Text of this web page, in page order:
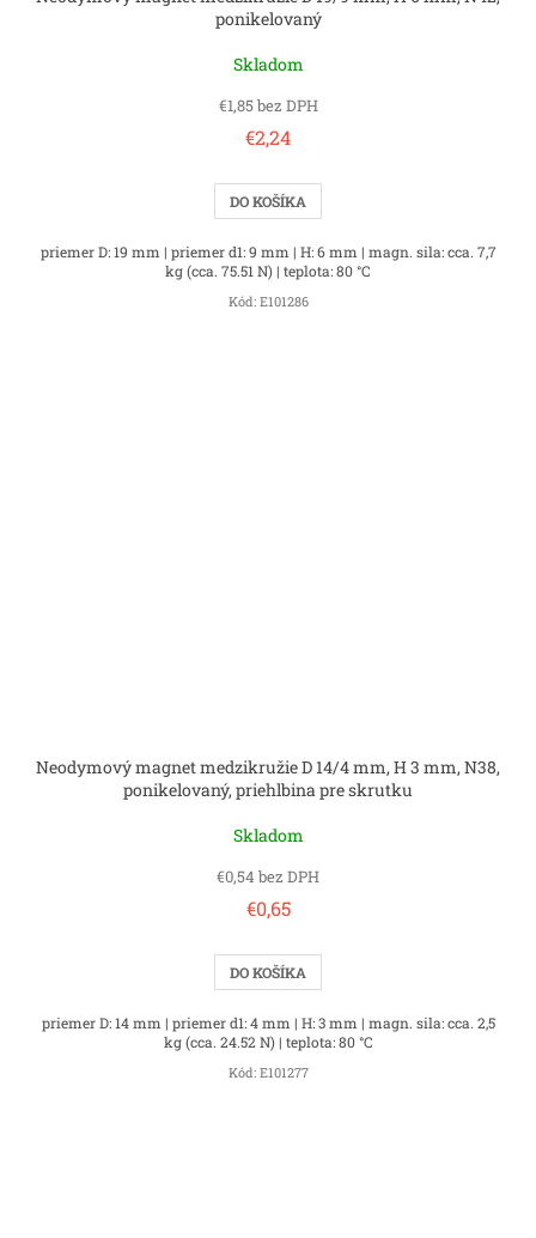
ponikelovaný
Skladom
€1,85 bez DPH
€2,24
DO KOŠÍKA
priemer D: 19 mm | priemer d1: 9 mm | H: 6 mm | magn. sila: cca. 7,7
kg (cca. 75.51 N) | teplota: 80 °C
Kód: E101286
Neodymový magnet medzikružie D 14/4 mm, H 3 mm, N38,
ponikelovaný, priehlbina pre skrutku
Skladom
€0,54 bez DPH
€0,65
DO KOŠÍKA
priemer D: 14 mm | priemer d1: 4 mm | H: 3 mm | magn. sila: cca. 2,5
kg (cca. 24.52 N) | teplota: 80 °C
Kód: E101277